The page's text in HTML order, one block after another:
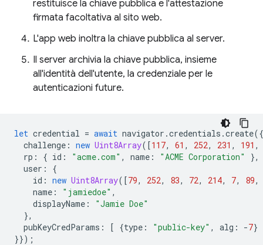
restituisce la chiave pubblica e l'attestazione
firmata facoltativa al sito web.
L'app web inoltra la chiave pubblica al server.
Il server archivia la chiave pubblica, insieme
all'identità dell'utente, la credenziale per le
autenticazioni future.
let credential = await navigator .credentials .create({
challenge : new Uint8Array([117, 61 , 252, 231 , 191 ,
rp : { id : "acme.com" , name : "ACME Corporation"
},
user :
{
id : new Uint8Array([79, 252, 83, 72, 214, 7, 89,
name : "jamiedoe" ,
displayName :
"Jamie Doe"
},
pubKeyCredParams : [ {type : "public-key" , alg : -7}
}});